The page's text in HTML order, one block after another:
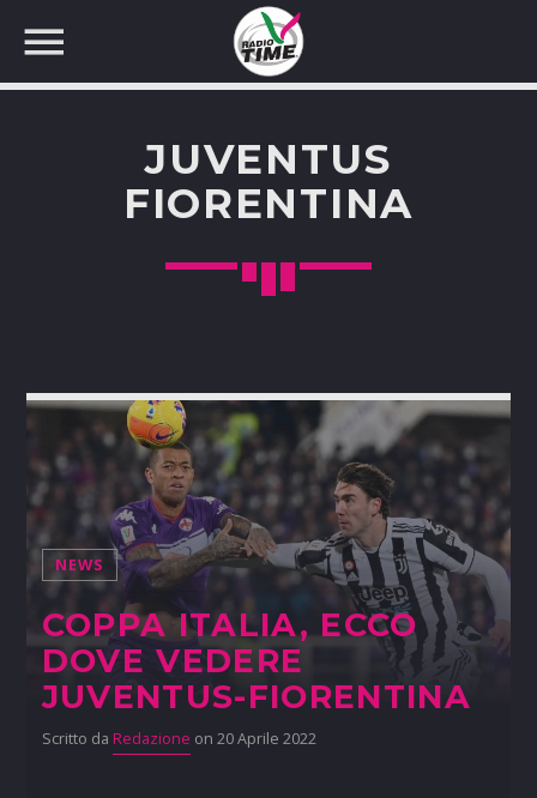
CERCA NEL SITO WEB:
JUVENTUS
FIORENTINA
NEWS
COPPA ITALIA, ECCO
DOVE VEDERE
JUVENTUS-FIORENTINA
Scritto da Redazione on 20 Aprile 2022